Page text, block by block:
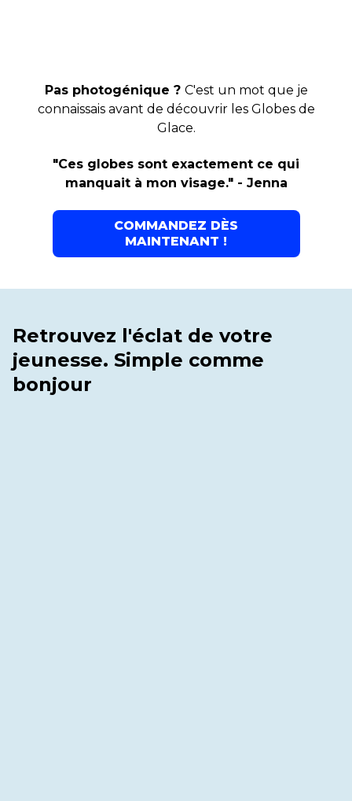
Pas photogénique ? C'est un mot que je
connaissais avant de découvrir les Globes de
Glace.
"Ces globes sont exactement ce qui
manquait à mon visage." - Jenna
COMMANDEZ DÈS
MAINTENANT !
Retrouvez l'éclat de votre
jeunesse. Simple comme
bonjour